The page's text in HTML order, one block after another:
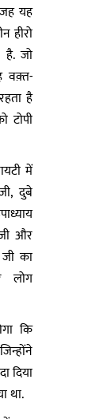
यह
हीरो
है. जो
वक़्त-
है
टोपी
में
दुबे
और
का
लोग
कि
दिया
था.